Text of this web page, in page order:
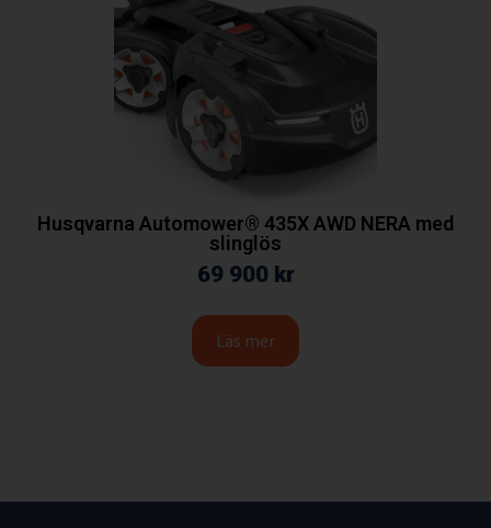
Husqvarna Automower® 435X AWD NERA med
slinglös
69 900 kr
Läs mer